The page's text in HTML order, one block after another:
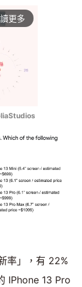
更多
率」，有 22%
IPhone 13 Pro